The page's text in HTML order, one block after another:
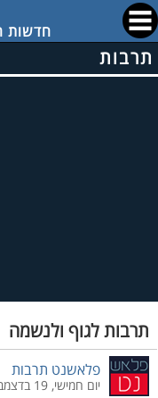
חדשות
תרבות
תרבות לגוף ולנשמה
פלאשנט תרבות
יום חמישי, 19 בדצמבר 2024, 13:39